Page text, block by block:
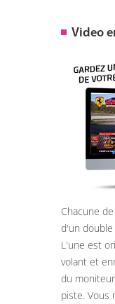
Video
Chacune
d'un
L'une est
volant et
du
piste. Vous